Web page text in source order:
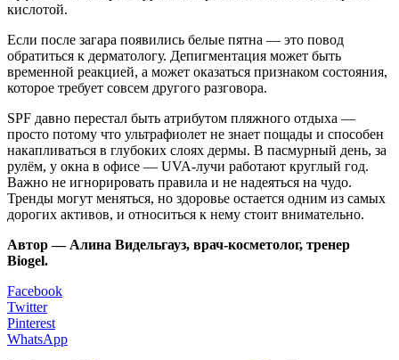
кислотой.
Если после загара появились белые пятна — это повод
обратиться к дерматологу. Депигментация может быть
временной реакцией, а может оказаться признаком состояния,
которое требует совсем другого разговора.
SPF давно перестал быть атрибутом пляжного отдыха —
просто потому что ультрафиолет не знает пощады и способен
накапливаться в глубоких слоях дермы. В пасмурный день, за
рулём, у окна в офисе — UVA-лучи работают круглый год.
Важно не игнорировать правила и не надеяться на чудо.
Тренды могут меняться, но здоровье остается одним из самых
дорогих активов, и относиться к нему стоит внимательно.
Автор — Алина Видельгауз, врач-косметолог, тренер
Biogel.
Facebook
Twitter
Pinterest
WhatsApp